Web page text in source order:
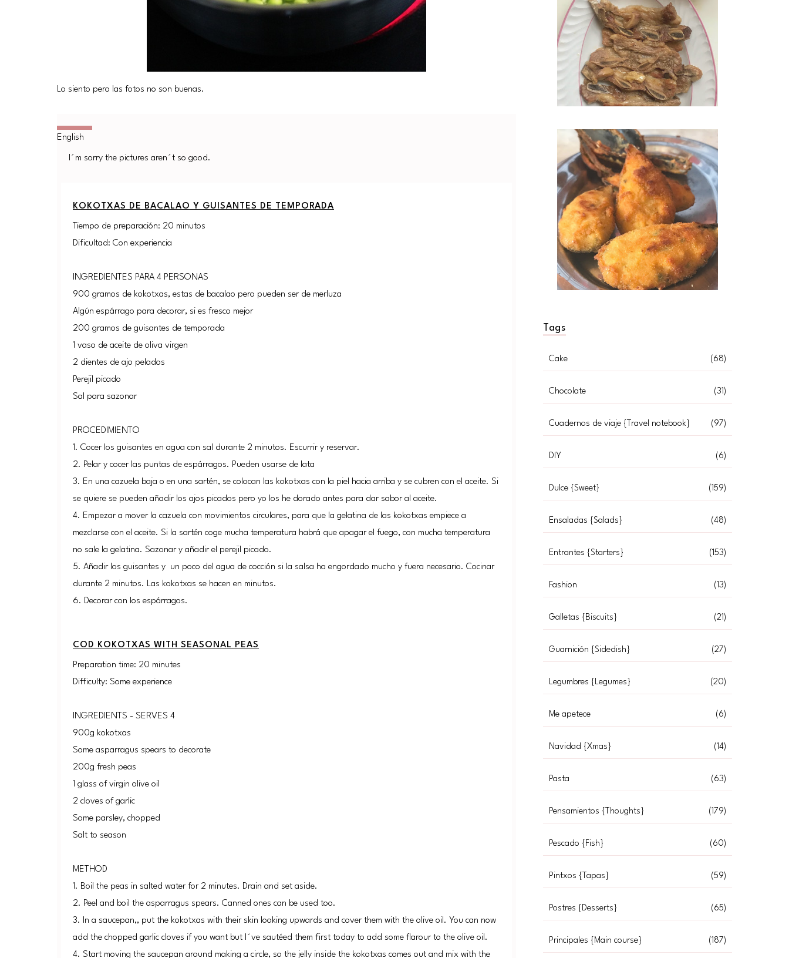
Lo siento pero las fotos no son buenas.
I´m sorry the pictures aren´t so good.
KOKOTXAS DE BACALAO Y GUISANTES DE TEMPORADA
Tiempo de preparación: 20 minutos
Dificultad: Con experiencia
INGREDIENTES PARA 4 PERSONAS
900 gramos de kokotxas, estas de bacalao pero pueden ser de merluza
Algún espárrago para decorar, si es fresco mejor
200 gramos de guisantes de temporada
1 vaso de aceite de oliva virgen
2 dientes de ajo pelados
Perejil picado
Sal para sazonar
PROCEDIMIENTO
1. Cocer los guisantes en agua con sal durante 2 minutos. Escurrir y reservar.
2. Pelar y cocer las puntas de espárragos. Pueden usarse de lata
3. En una cazuela baja o en una sartén, se colocan las kokotxas con la piel hacia arriba y se cubren con el aceite. Si
se quiere se pueden añadir los ajos picados pero yo los he dorado antes para dar sabor al aceite.
4. Empezar a mover la cazuela con movimientos circulares, para que la gelatina de las kokotxas empiece a
mezclarse con el aceite. Si la sartén coge mucha temperatura habrá que apagar el fuego, con mucha temperatura
no sale la gelatina. Sazonar y añadir el perejil picado.
5. Añadir los guisantes y un poco del agua de cocción si la salsa ha engordado mucho y fuera necesario. Cocinar
durante 2 minutos. Las kokotxas se hacen en minutos.
6. Decorar con los espárragos.
COD KOKOTXAS WITH SEASONAL PEAS
Preparation time: 20 minutes
Difficulty: Some experience
INGREDIENTS - SERVES 4
900g kokotxas
Some asparragus spears to decorate
200g fresh peas
1 glass of virgin olive oil
2 cloves of garlic
Some parsley, chopped
Salt to season
METHOD
1. Boil the peas in salted water for 2 minutes. Drain and set aside.
2. Peel and boil the asparragus spears. Canned ones can be used too.
3. In a saucepan,, put the kokotxas with their skin looking upwards and cover them with the olive oil. You can now
add the chopped garlic cloves if you want but I´ve sautéed them first today to add some flarour to the olive oil.
4. Start moving the saucepan around making a circle, so the jelly inside the kokotxas comes out and mix with the
Tags
Cake (68)
Chocolate (31)
Cuadernos de viaje {Travel notebook} (97)
DIY (6)
Dulce {Sweet} (159)
Ensaladas {Salads} (48)
Entrantes {Starters} (153)
Fashion (13)
Galletas {Biscuits} (21)
Guarnición {Sidedish} (27)
Legumbres {Legumes} (20)
Me apetece (6)
Navidad {Xmas} (14)
Pasta (63)
Pensamientos {Thoughts} (179)
Pescado {Fish} (60)
Pintxos {Tapas} (59)
Postres {Desserts} (65)
Principales {Main course} (187)